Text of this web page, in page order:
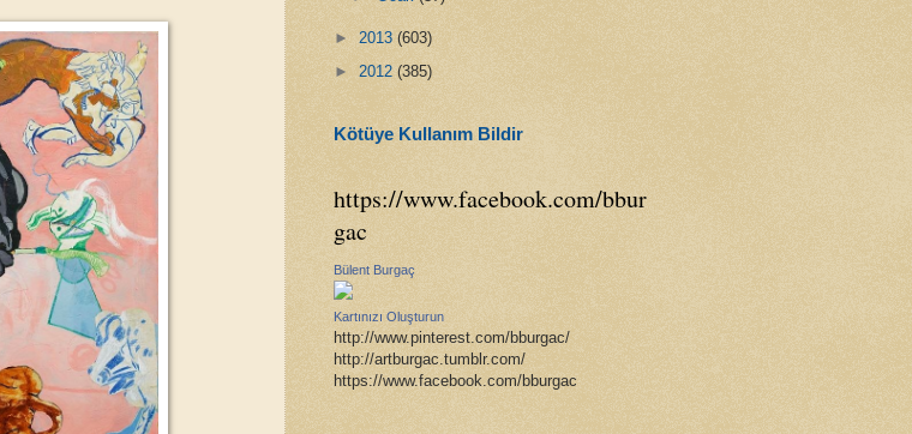
► 2013 (603)
► 2012 (385)
Kötüye Kullanım Bildir
https://www.facebook.com/bbur
gac
Bülent Burgaç
Kartınızı Oluşturun
http://www.pinterest.com/bburgac/
http://artburgac.tumblr.com/
https://www.facebook.com/bburgac